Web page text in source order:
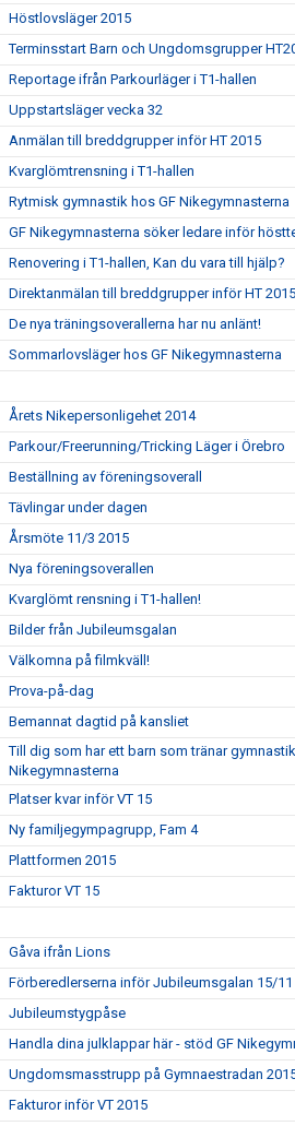
Höstlovsläger 2015
Terminsstart Barn och Ungdomsgrupper
Reportage ifrån Parkourläger i T1-hallen
Uppstartsläger vecka 32
Anmälan till breddgrupper inför HT 2015
Kvarglömtrensning i T1-hallen
Rytmisk gymnastik hos GF Nikegymnasterna
GF Nikegymnasterna söker ledare inför
Renovering i T1-hallen, Kan du vara till hjälp?
Direktanmälan till breddgrupper inför HT 2015
De nya träningsoverallerna har nu anlänt!
Sommarlovsläger hos GF Nikegymnasterna
Årets Nikepersonligehet 2014
Parkour/Freerunning/Tricking Läger i Örebro
Beställning av föreningsoverall
Tävlingar under dagen
Årsmöte 11/3 2015
Nya föreningsoverallen
Kvarglömt rensning i T1-hallen!
Bilder från Jubileumsgalan
Välkomna på filmkväll!
Prova-på-dag
Bemannat dagtid på kansliet
Till dig som har ett barn som tränar
Nikegymnasterna
Platser kvar inför VT 15
Ny familjegympagrupp, Fam 4
Plattformen 2015
Fakturor VT 15
Gåva ifrån Lions
Förberedlerserna inför Jubileumsgalan 15/11
Jubileumstygpåse
Handla dina julklappar här - stöd GF
Ungdomsmasstrupp på Gymnaestradan
Fakturor inför VT 2015